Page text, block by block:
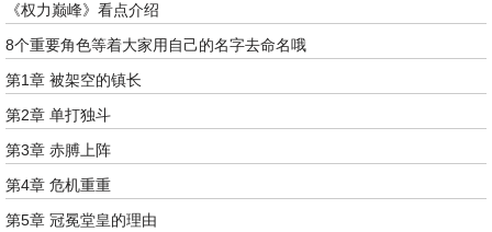
《权力巅峰》看点介绍
8个重要角色等着大家用自己的名字去命名哦
第1章 被架空的镇长
第2章 单打独斗
第3章 赤膊上阵
第4章 危机重重
第5章 冠冕堂皇的理由